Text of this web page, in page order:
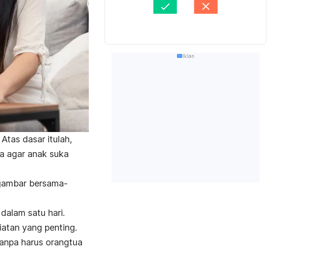
dasar itulah,
agar anak suka
bersama-
satu hari.
yang penting.
harus orangtua
Iklan